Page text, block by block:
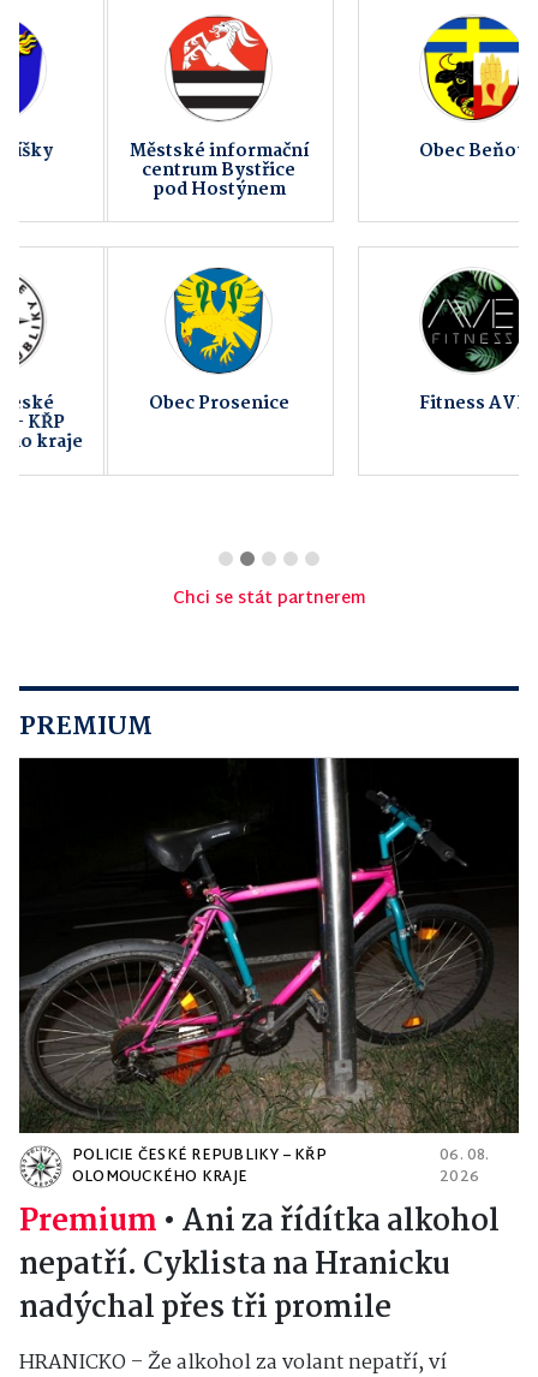
Městské informační
centrum Bystřice
pod Hostýnem
Obec Beňov
Obec Prosenice Fitness AVE
Chci se stát partnerem
PREMIUM
POLICIE ČESKÉ REPUBLIKY – KŘP
OLOMOUCKÉHO KRAJE
06. 08.
2026
Premium • Ani za řídítka alkohol
nepatří. Cyklista na Hranicku
nadýchal přes tři promile
HRANICKO – Že alkohol za volant nepatří, ví